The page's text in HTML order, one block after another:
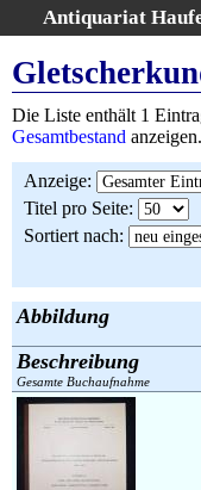
Antiquariat
Home
Gesamtbestand
Kategorien
Schlagwörter
Suchergebnisse
AGB
Widerruf
Über uns
Aktuelle Kataloge
Die Liste enthält 1
Gesamtbestand anzeigen.
Anzeige:
Titel pro Seite:
Sortiert nach:
Abbildung
Beschreibung
Gesamte Buchaufnahme